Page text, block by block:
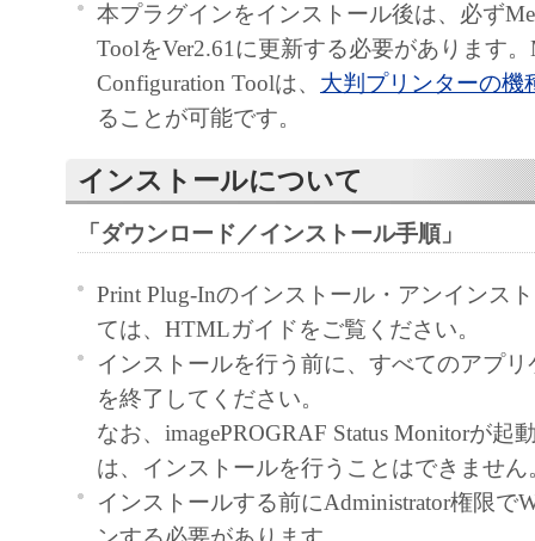
使用許諾
お客様は、「本ソフトウエア」を
クジェットプリンタ（以下「プリ
す）に直接またはネットワークを
数のコンピュータのそれぞれにお
用」とは、「許諾ソフトウエア」
記憶媒体上にインストールするこ
読み出すこと、もしくは実行する
むものとします）することができ
た、お客様が「プリンタ」を使用
たお客様のイントラネット内のユ
ユーザ」と言います）に、本契約
「許諾ソフトウエア」を使用させ
す。その場合、お客様には、かか
本プラグインをインストール後は、必ず
ToolをVer2.61に更新する必要があります。
Configuration Toolは、 大判プリンターの機
ることが可能です。
インストールについて
「ダウンロード／インストール手順」
Print Plug-Inのインストール・アンインス
ては、HTMLガイドをご覧ください。
インストールを行う前に、すべてのアプ
を終了してください。
なお、imagePROGRAF Status Monitorが起
は、インストールを行うことはできません
インストールする前にAdministrator権限で